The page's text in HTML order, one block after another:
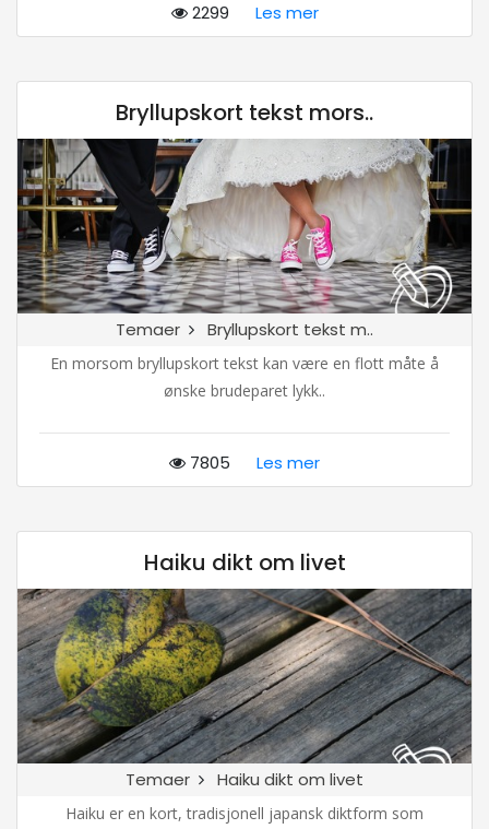
2299 Les mer
Bryllupskort tekst mors..
Temaer Bryllupskort tekst m..
En morsom bryllupskort tekst kan være en flott måte å
ønske brudeparet lykk..
7805 Les mer
Haiku dikt om livet
Temaer Haiku dikt om livet
Haiku er en kort, tradisjonell japansk diktform som